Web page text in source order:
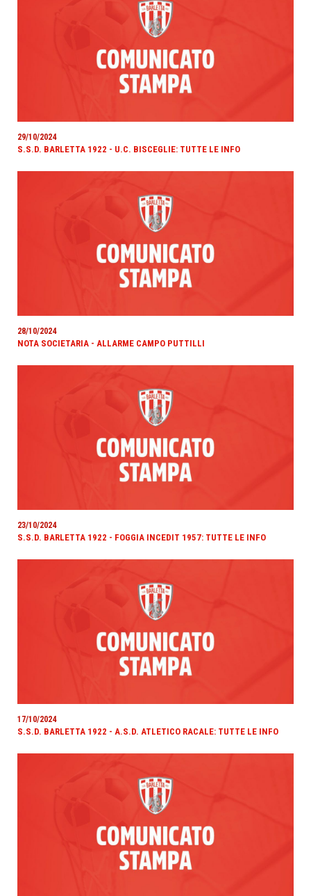
29/10/2024
S.S.D. BARLETTA 1922 - U.C. BISCEGLIE: TUTTE LE INFO
28/10/2024
NOTA SOCIETARIA - ALLARME CAMPO PUTTILLI
23/10/2024
S.S.D. BARLETTA 1922 - FOGGIA INCEDIT 1957: TUTTE LE INFO
17/10/2024
S.S.D. BARLETTA 1922 - A.S.D. ATLETICO RACALE: TUTTE LE INFO